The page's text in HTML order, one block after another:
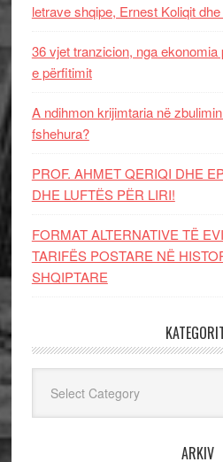
letrave shqipe, Ernest Koliqit
36 vjet tranzicion, nga
e përfitimit
A ndihmon krijimtaria në
fshehura?
PROF. AHMET QERIQI DHE
DHE LUFTЁS PЁR LIRI!
FORMAT ALTERNATIVE TË
TARIFËS POSTARE NË
SHQIPTARE
ARKIV